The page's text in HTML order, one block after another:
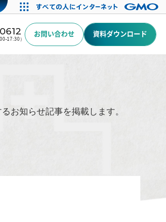
17:30）
お問い合わせ 資料ダウンロード
お知らせ記事を掲載します。